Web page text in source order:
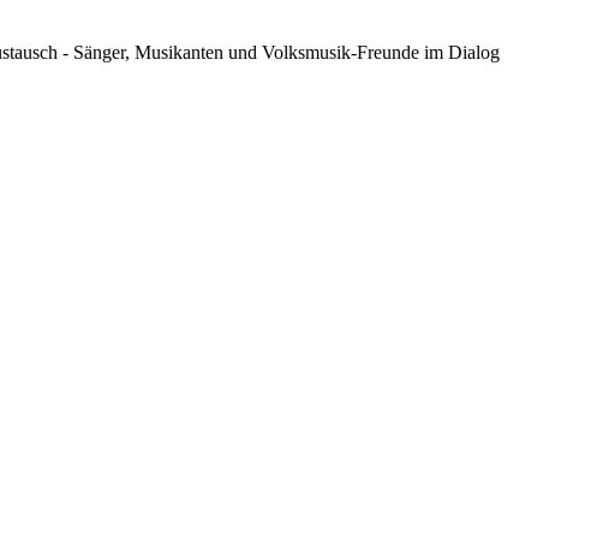
- Sänger, Musikanten und Volksmusik-Freunde im Dialog